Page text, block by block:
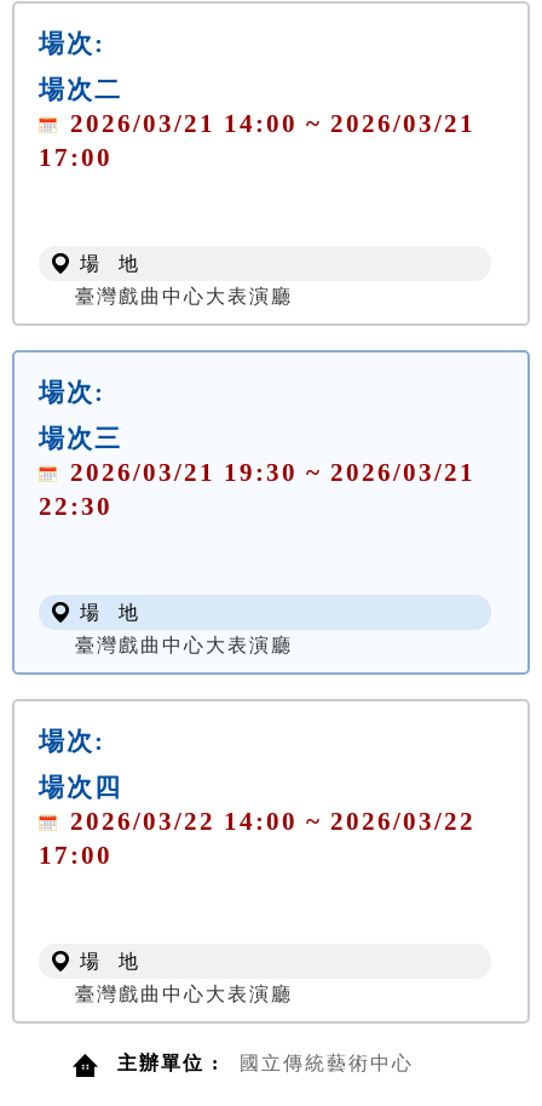
場次:
場次二
2026/03/21 14:00 ~ 2026/03/21
17:00
場 地
臺灣戲曲中心大表演廳
場次:
場次三
2026/03/21 19:30 ~ 2026/03/21
22:30
場 地
臺灣戲曲中心大表演廳
場次:
場次四
2026/03/22 14:00 ~ 2026/03/22
17:00
場 地
臺灣戲曲中心大表演廳
主辦單位 : 國立傳統藝術中心